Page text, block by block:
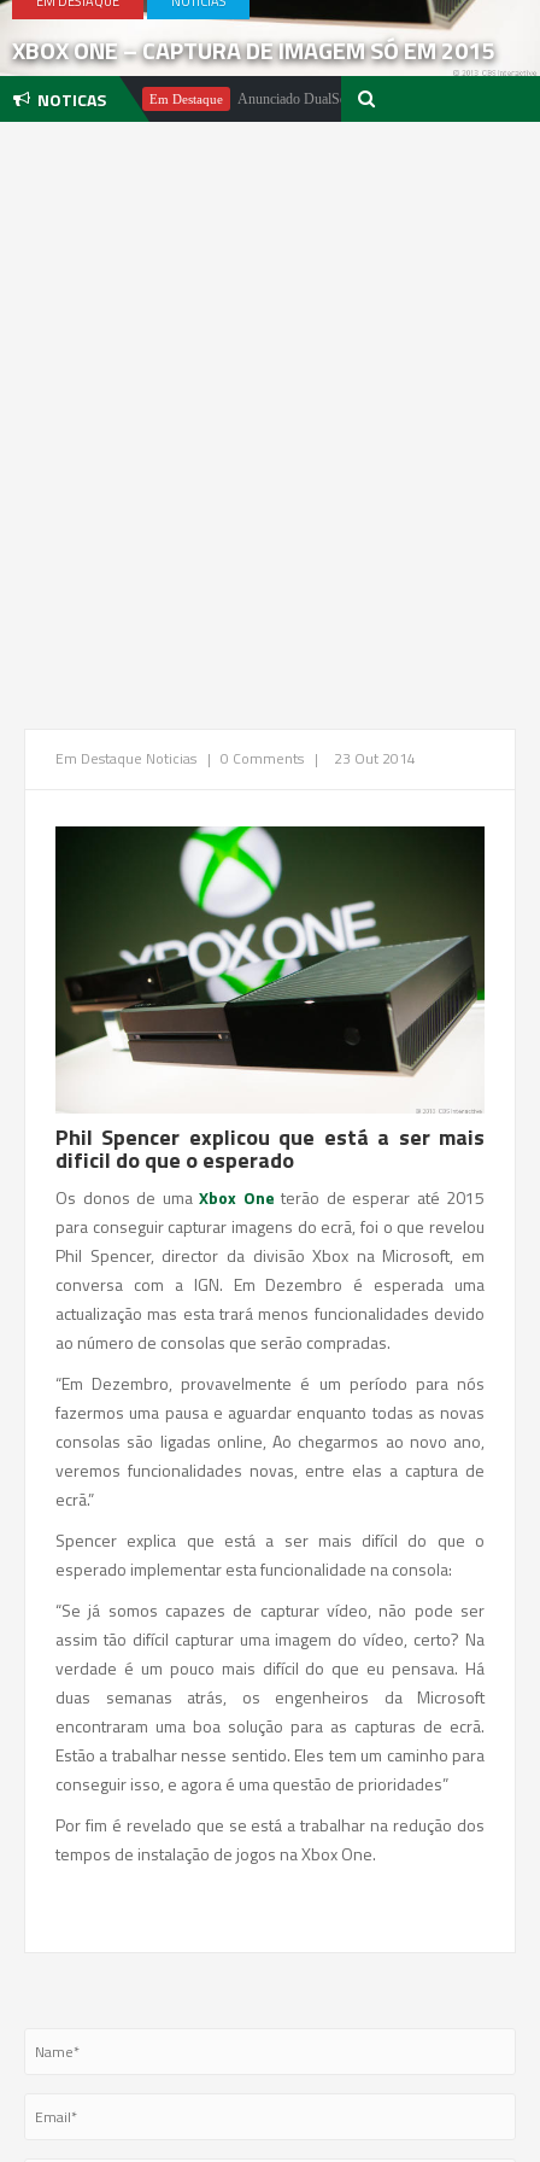
XBOX ONE – CAPTURA DE IMAGEM SÓ EM 2015
NOTICAS
Pachter Em Destaque Anunciado DualSense The Last of Us Limited Edition
Em Destaque Noticias | 0 Comments | 23 Out 2014
Phil Spencer explicou que está a ser mais
dificil do que o esperado
Os donos de uma Xbox One terão de esperar até 2015
para conseguir capturar imagens do ecrã, foi o que revelou
Phil Spencer, director da divisão Xbox na Microsoft, em
conversa com a IGN. Em Dezembro é esperada uma
actualização mas esta trará menos funcionalidades devido
ao número de consolas que serão compradas.
“Em Dezembro, provavelmente é um período para nós
fazermos uma pausa e aguardar enquanto todas as novas
consolas são ligadas online, Ao chegarmos ao novo ano,
veremos funcionalidades novas, entre elas a captura de
ecrã.”
Spencer explica que está a ser mais difícil do que o
esperado implementar esta funcionalidade na consola:
“Se já somos capazes de capturar vídeo, não pode ser
assim tão difícil capturar uma imagem do vídeo, certo? Na
verdade é um pouco mais difícil do que eu pensava. Há
duas semanas atrás, os engenheiros da Microsoft
encontraram uma boa solução para as capturas de ecrã.
Estão a trabalhar nesse sentido. Eles tem um caminho para
conseguir isso, e agora é uma questão de prioridades”
Por fim é revelado que se está a trabalhar na redução dos
tempos de instalação de jogos na Xbox One.